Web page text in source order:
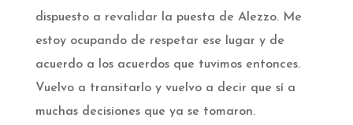
dispuesto a revalidar la puesta de Alezzo. Me
estoy ocupando de respetar ese lugar y de
acuerdo a los acuerdos que tuvimos entonces.
Vuelvo a transitarlo y vuelvo a decir que sí a
muchas decisiones que ya se tomaron.­